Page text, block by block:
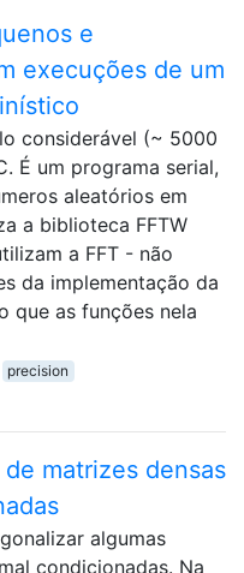
e
execuções de um
considerável (~ 5000
É um programa serial,
aleatórios em
a biblioteca FFTW
a FFT - não
da implementação da
que as funções nela
precision
matrizes densas
algumas
condicionadas. Na